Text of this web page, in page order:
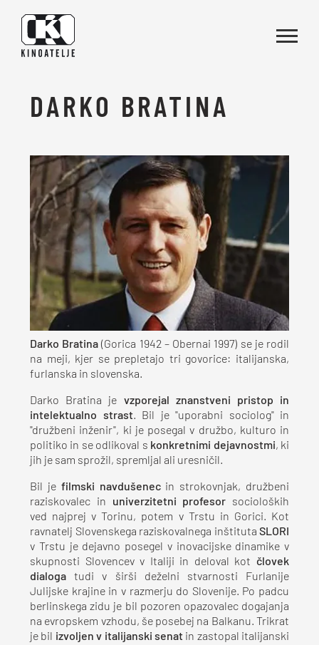
DARKO BRATINA
Darko Bratina (Gorica 1942 – Obernai 1997) se je rodil
na meji, kjer se prepletajo tri govorice: italijanska,
furlanska in slovenska.
Darko Bratina je vzporejal znanstveni pristop in
intelektualno strast. Bil je "uporabni sociolog" in
"družbeni inženir", ki je posegal v družbo, kulturo in
politiko in se odlikoval s konkretnimi dejavnostmi, ki
jih je sam sprožil, spremljal ali uresničil.
Bil je filmski navdušenecin strokovnjak, družbeni
raziskovalec in univerzitetni profesor socioloških
ved najprej v Torinu, potem v Trstu in Gorici. Kot
ravnatelj Slovenskega raziskovalnega inštituta SLORI
v Trstu je dejavno posegel v inovacijske dinamike v
skupnosti Slovencev v Italiji in deloval kot človek
dialoga tudi v širši deželni stvarnosti Furlanije
Julijske krajine in v razmerju do Slovenije. Po padcu
berlinskega zidu je bil pozoren opazovalec dogajanja
na evropskem vzhodu, še posebej na Balkanu. Trikrat
je bil izvoljen v italijanski senatin zastopal italijanski